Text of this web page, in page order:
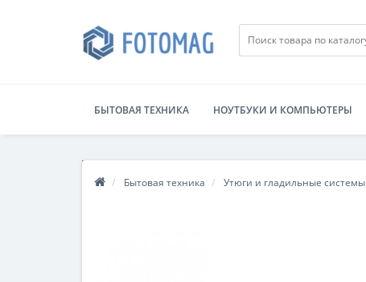
БЫТОВАЯ ТЕХНИКА НОУТБУКИ И КОМПЬЮТЕРЫ
Бытовая техника Утюги и гладильные системы